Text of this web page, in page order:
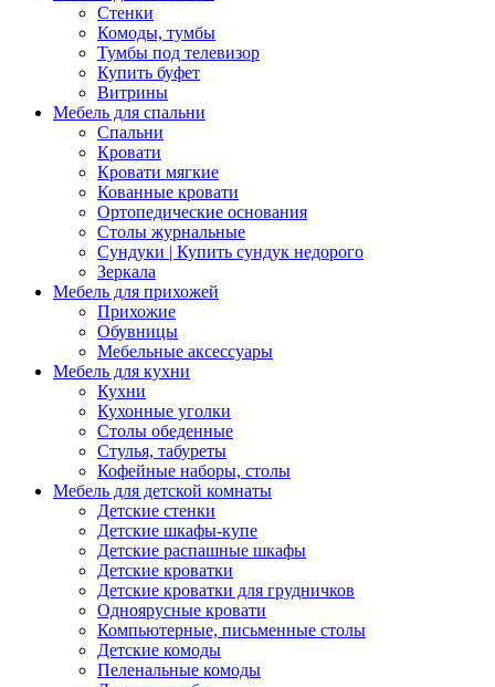
Стенки
Комоды, тумбы
Тумбы под телевизор
Купить буфет
Витрины
Мебель для спальни
Спальни
Кровати
Кровати мягкие
Кованные кровати
Ортопедические основания
Столы журнальные
Сундуки | Купить сундук недорого
Зеркала
Мебель для прихожей
Прихожие
Обувницы
Мебельные аксессуары
Мебель для кухни
Кухни
Кухонные уголки
Столы обеденные
Стулья, табуреты
Кофейные наборы, столы
Мебель для детской комнаты
Детские стенки
Детские шкафы-купе
Детские распашные шкафы
Детские кроватки
Детские кроватки для грудничков
Одноярусные кровати
Компьютерные, письменные столы
Детские комоды
Пеленальные комоды